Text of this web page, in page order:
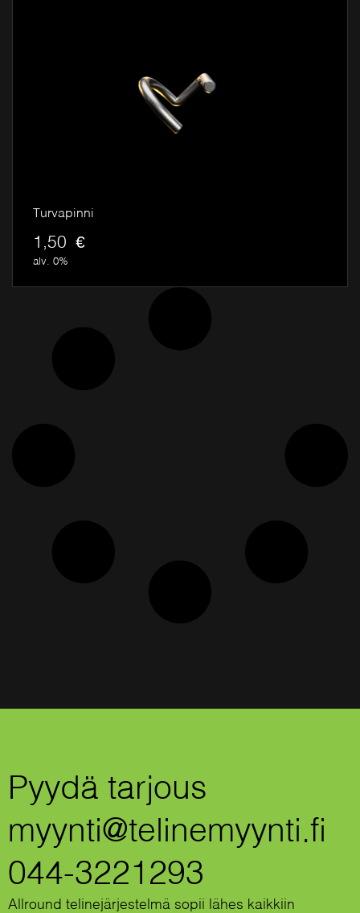
Turvapinni
1,50 €
alv. 0%
Pyydä tarjous
myynti@telinemyynti.fi
044-3221293
Allround telinejärjestelmä sopii lähes kaikkiin